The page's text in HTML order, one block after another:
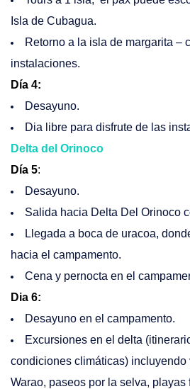
Isla de Cubagua.
Retorno a la isla de margarita –
instalaciones.
Día 4:
Desayuno.
Dia libre para disfrute de las
Delta del Orinoco
Día 5:
Desayuno.
Salida hacia Delta Del Orinoco
Llegada a boca de uracoa,
hacia el campamento.
Cena y pernocta en el
Dia 6:
Desayuno en el campamento.
Excursiones en el delta
condiciones climáticas)
Warao, paseos por la selva, playas